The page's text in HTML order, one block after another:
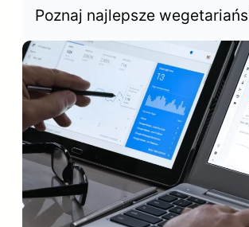
Poznaj najlepsze
wegańskie restauracje w
które od lat cieszą się
popularnością wśród
turystów odwiedzających